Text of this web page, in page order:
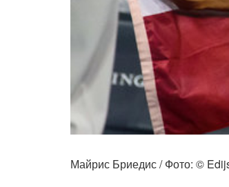
Майрис Бриедис / Фото: ©